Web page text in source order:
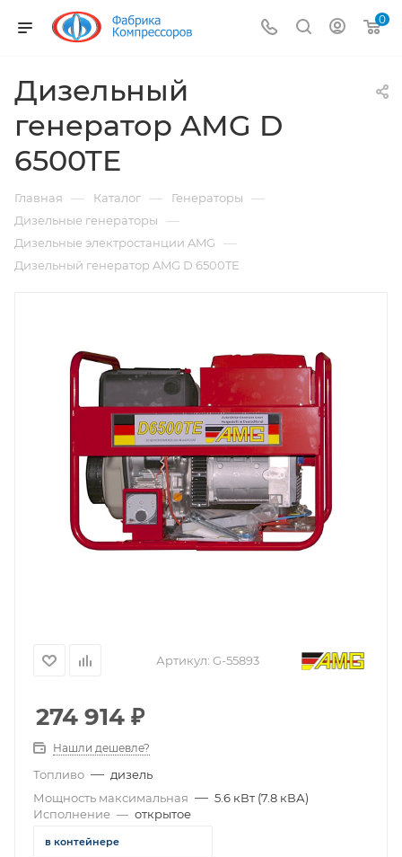
0
Дизельный
генератор AMG D
6500TE
Главная — Каталог — Генераторы —
Дизельные генераторы —
Дизельные электростанции AMG —
Дизельный генератор AMG D 6500TE
Артикул: G-55893
274 914 ₽
Нашли дешевле?
Топливо — дизель
Мощность максимальная — 5.6 кВт (7.8 кВА)
Исполнение — открытое
в контейнере